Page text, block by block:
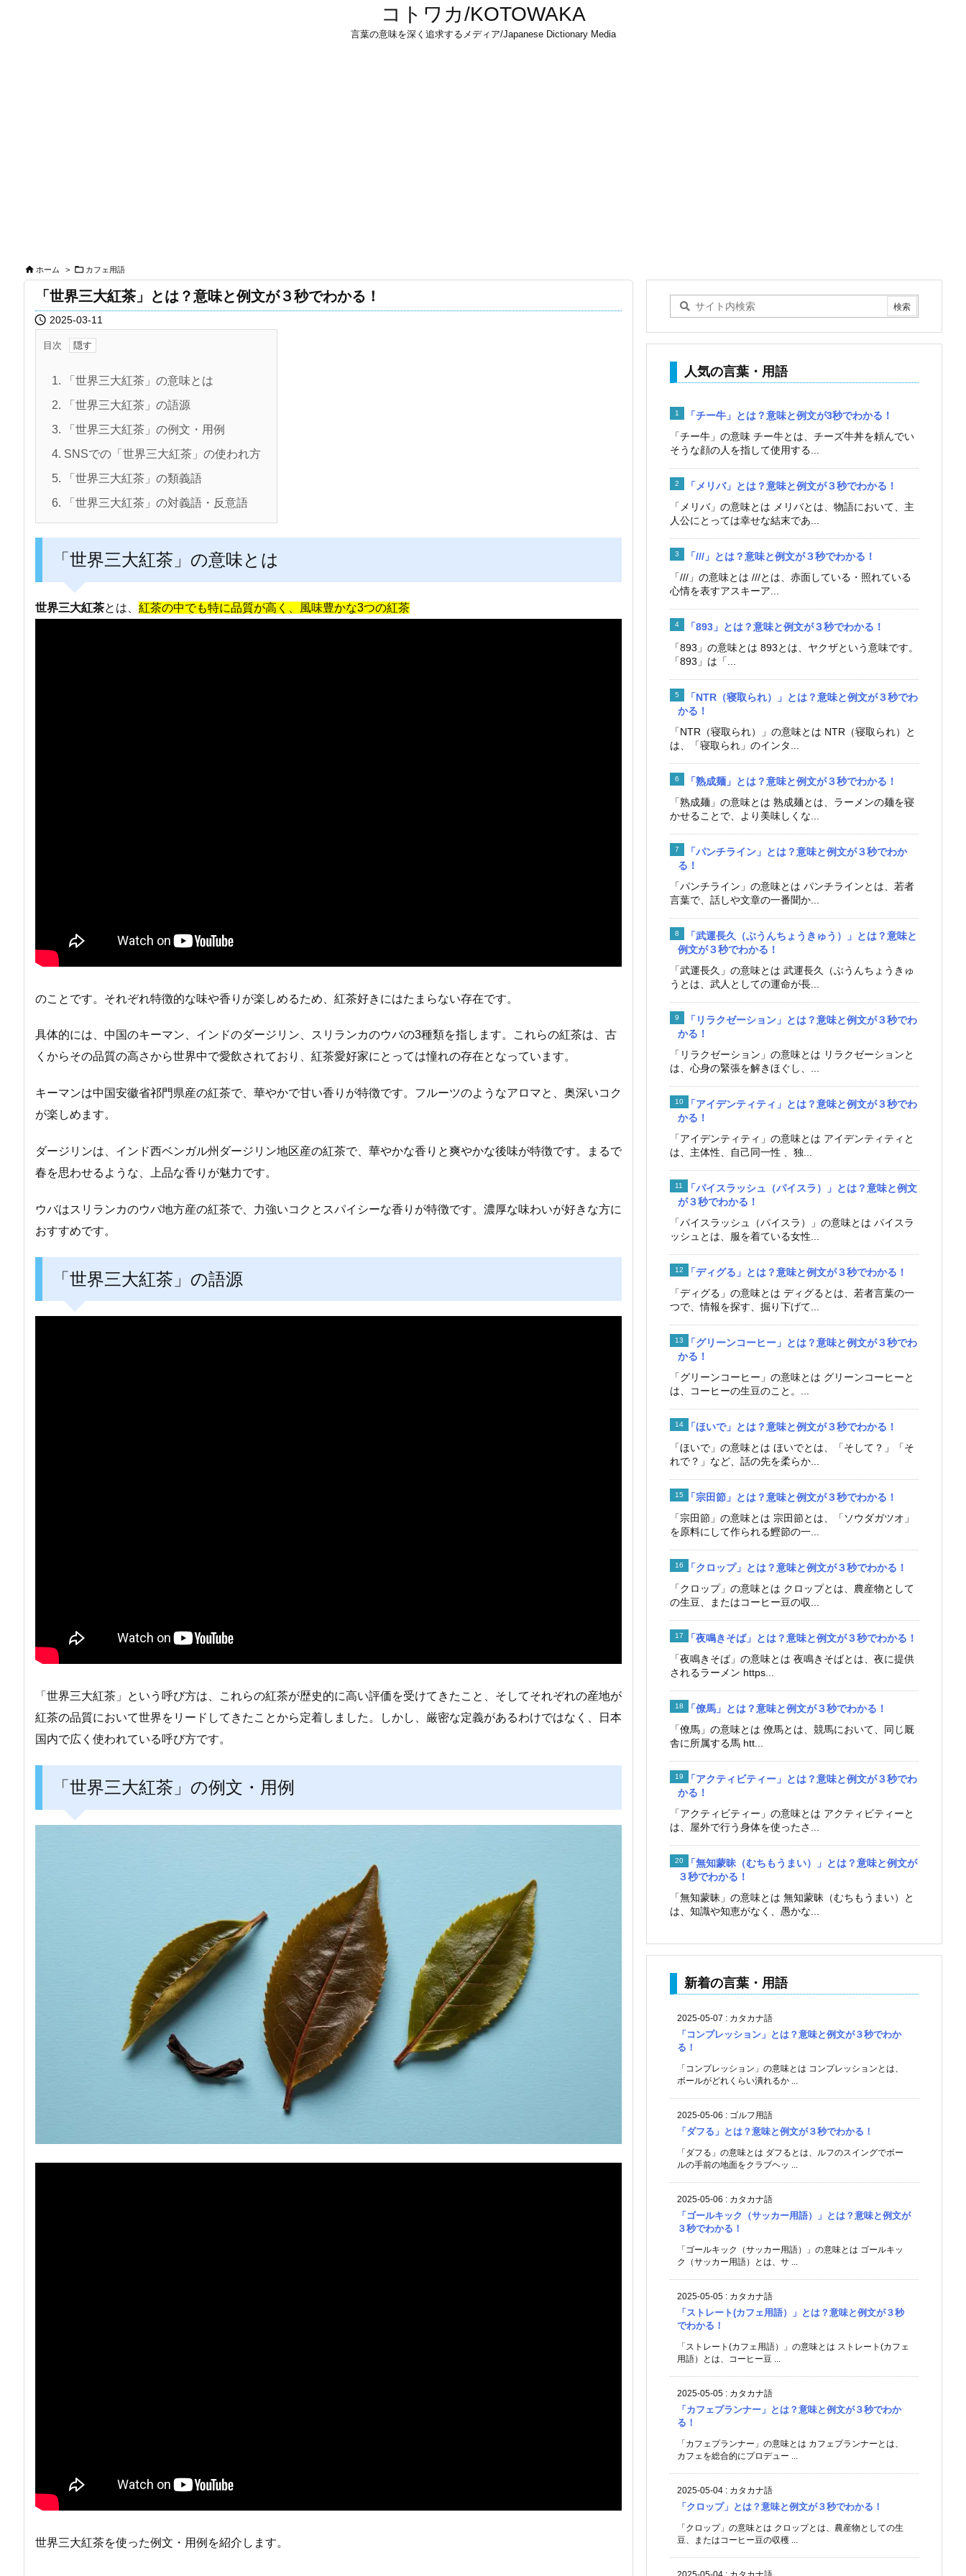
コトワカ/KOTOWAKA
言葉の意味を深く追求するメディア/Japanese Dictionary Media
 ホーム >  カフェ用語
「世界三大紅茶」とは？意味と例文が３秒でわかる！
 2025-03-11
目次
1. 「世界三大紅茶」の意味とは
2. 「世界三大紅茶」の語源
3. 「世界三大紅茶」の例文・用例
4. SNSでの「世界三大紅茶」の使われ方
5. 「世界三大紅茶」の類義語
6. 「世界三大紅茶」の対義語・反意語
「世界三大紅茶」の意味とは
世界三大紅茶とは、 紅茶の中でも特に品質が高く、風味豊かな3つの紅茶
のことです。それぞれ特徴的な味や香りが楽しめるため、紅茶好きにはたまらない存在です。
具体的には、中国のキーマン、インドのダージリン、スリランカのウバの3種類を指します。これらの紅茶は、古
くからその品質の高さから世界中で愛飲されており、紅茶愛好家にとっては憧れの存在となっています。
キーマンは中国安徽省祁門県産の紅茶で、華やかで甘い香りが特徴です。フルーツのようなアロマと、奥深いコク
が楽しめます。
ダージリンは、インド西ベンガル州ダージリン地区産の紅茶で、華やかな香りと爽やかな後味が特徴です。まるで
春を思わせるような、上品な香りが魅力です。
ウバはスリランカのウバ地方産の紅茶で、力強いコクとスパイシーな香りが特徴です。濃厚な味わいが好きな方に
おすすめです。
「世界三大紅茶」の語源
「世界三大紅茶」という呼び方は、これらの紅茶が歴史的に高い評価を受けてきたこと、そしてそれぞれの産地が
紅茶の品質において世界をリードしてきたことから定着しました。しかし、厳密な定義があるわけではなく、日本
国内で広く使われている呼び方です。
「世界三大紅茶」の例文・用例
世界三大紅茶を使った例文・用例を紹介します。
人気の言葉・用語
「チー牛」とは？意味と例文が3秒でわかる！
「チー牛」の意味 チー牛とは、チーズ牛丼を頼んでい
そうな顔の人を指して使用する...
「メリバ」とは？意味と例文が３秒でわかる！
「メリバ」の意味とは メリバとは、物語において、主
人公にとっては幸せな結末であ...
「///」とは？意味と例文が３秒でわかる！
「///」の意味とは ///とは、赤面している・照れている
心情を表すアスキーア...
「893」とは？意味と例文が３秒でわかる！
「893」の意味とは 893とは、ヤクザという意味です。
「893」は「...
「NTR（寝取られ）」とは？意味と例文が３秒でわ
かる！
「NTR（寝取られ）」の意味とは NTR（寝取られ）と
は、「寝取られ」のインタ...
「熟成麺」とは？意味と例文が３秒でわかる！
「熟成麺」の意味とは 熟成麺とは、ラーメンの麺を寝
かせることで、より美味しくな...
「パンチライン」とは？意味と例文が３秒でわか
る！
「パンチライン」の意味とは パンチラインとは、若者
言葉で、話しや文章の一番聞か...
「武運長久（ぶうんちょうきゅう）」とは？意味と
例文が３秒でわかる！
「武運長久」の意味とは 武運長久（ぶうんちょうきゅ
うとは、武人としての運命が長...
「リラクゼーション」とは？意味と例文が３秒でわ
かる！
「リラクゼーション」の意味とは リラクゼーションと
は、心身の緊張を解きほぐし、...
「アイデンティティ」とは？意味と例文が３秒でわ
かる！
「アイデンティティ」の意味とは アイデンティティと
は、主体性、自己同一性 、独...
「パイスラッシュ（パイスラ）」とは？意味と例文
が３秒でわかる！
「パイスラッシュ（パイスラ）」の意味とは パイスラ
ッシュとは、服を着ている女性...
「ディグる」とは？意味と例文が３秒でわかる！
「ディグる」の意味とは ディグるとは、若者言葉の一
つで、情報を探す、掘り下げて...
「グリーンコーヒー」とは？意味と例文が３秒でわ
かる！
「グリーンコーヒー」の意味とは グリーンコーヒーと
は、コーヒーの生豆のこと。...
「ほいで」とは？意味と例文が３秒でわかる！
「ほいで」の意味とは ほいでとは、「そして？」「そ
れで？」など、話の先を柔らか...
「宗田節」とは？意味と例文が３秒でわかる！
「宗田節」の意味とは 宗田節とは、「ソウダガツオ」
を原料にして作られる鰹節の一...
「クロップ」とは？意味と例文が３秒でわかる！
「クロップ」の意味とは クロップとは、農産物として
の生豆、またはコーヒー豆の収...
「夜鳴きそば」とは？意味と例文が３秒でわかる！
「夜鳴きそば」の意味とは 夜鳴きそばとは、夜に提供
されるラーメン https...
「僚馬」とは？意味と例文が３秒でわかる！
「僚馬」の意味とは 僚馬とは、競馬において、同じ厩
舎に所属する馬 htt...
「アクティビティー」とは？意味と例文が３秒でわ
かる！
「アクティビティー」の意味とは アクティビティーと
は、屋外で行う身体を使ったさ...
「無知蒙昧（むちもうまい）」とは？意味と例文が
３秒でわかる！
「無知蒙昧」の意味とは 無知蒙昧（むちもうまい）と
は、知識や知恵がなく、愚かな...
新着の言葉・用語
2025-05-07 : カタカナ語
「コンプレッション」とは？意味と例文が３秒でわか
る！
「コンプレッション」の意味とは コンプレッションとは、
ボールがどれくらい潰れるか ...
2025-05-06 : ゴルフ用語
「ダフる」とは？意味と例文が３秒でわかる！
「ダフる」の意味とは ダフるとは、ルフのスイングでボー
ルの手前の地面をクラブヘッ ...
2025-05-06 : カタカナ語
「ゴールキック（サッカー用語）」とは？意味と例文が
３秒でわかる！
「ゴールキック（サッカー用語）」の意味とは ゴールキッ
ク（サッカー用語）とは、サ ...
2025-05-05 : カタカナ語
「ストレート(カフェ用語）」とは？意味と例文が３秒
でわかる！
「ストレート(カフェ用語）」の意味とは ストレート(カフェ
用語）とは、コーヒー豆 ...
2025-05-05 : カタカナ語
「カフェプランナー」とは？意味と例文が３秒でわか
る！
「カフェプランナー」の意味とは カフェプランナーとは、
カフェを総合的にプロデュー ...
2025-05-04 : カタカナ語
「クロップ」とは？意味と例文が３秒でわかる！
「クロップ」の意味とは クロップとは、農産物としての生
豆、またはコーヒー豆の収穫 ...